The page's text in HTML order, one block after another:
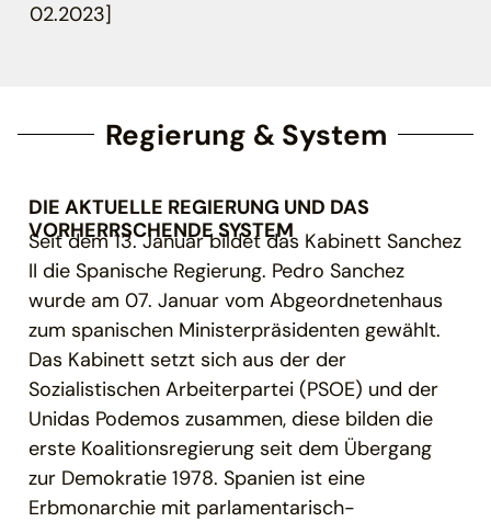
02.2023]
Regierung & System
DIE AKTUELLE REGIERUNG UND DAS
VORHERRSCHENDE SYSTEM
Seit dem 13. Januar bildet das Kabinett Sanchez
II die Spanische Regierung. Pedro Sanchez
wurde am 07. Januar vom Abgeordnetenhaus
zum spanischen Ministerpräsidenten gewählt.
Das Kabinett setzt sich aus der der
Sozialistischen Arbeiterpartei (PSOE) und der
Unidas Podemos zusammen, diese bilden die
erste Koalitionsregierung seit dem Übergang
zur Demokratie 1978. Spanien ist eine
Erbmonarchie mit parlamentarisch-